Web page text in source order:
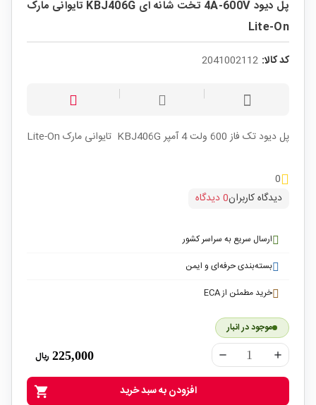
پل دیود 4A-600V تخت شانه ای KBJ406G تایوانی مارک
Lite-On
کد کالا: 2041002112
پل دیود تک فاز 600 ولت 4 آمپر KBJ406G تایوانی مارک Lite-On
0
دیدگاه کاربران0 دیدگاه
ارسال سریع به سراسر کشور
بسته‌بندی حرفه‌ای و ایمن
خرید مطمئن از ECA
موجود در انبار
remove add
225,000 ریال
shopping_cart افزودن به سبد خرید